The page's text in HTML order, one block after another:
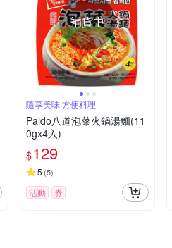
補貨中
隨享美味 方便料理
Paldo八道泡菜火鍋湯麵(11
0gx4入)
$129
5 (5)
活動 券